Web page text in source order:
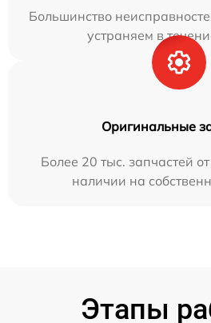
Большинство
устраняем в
Оригинальные
Более 20 тыс. запчастей
наличии на
Этапы